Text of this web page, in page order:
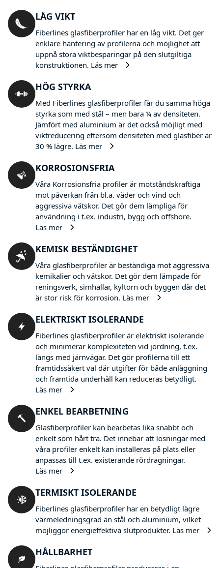
LÅG VIKT
Fiberlines glasfiberprofiler har en låg vikt. Det ger
enklare hantering av profilerna och möjlighet att
uppnå stora viktbesparingar på den slutgiltiga
konstruktionen. Läs mer
HÖG STYRKA
Med Fiberlines glasfiberprofiler får du samma höga
styrka som med stål – men bara ¼ av densiteten.
Jämfört med aluminium är det också möjligt med
viktreducering eftersom densiteten med glasfiber är
30 % lägre. Läs mer
KORROSIONSFRIA
Våra Korrosionsfria profiler är motståndskraftiga
mot påverkan från bl.a. väder och vind och
aggressiva vätskor. Det gör dem lämpliga för
användning i t.ex. industri, bygg och offshore.
Läs mer
KEMISK BESTÄNDIGHET
Våra glasfiberprofiler är beständiga mot aggressiva
kemikalier och vätskor. Det gör dem lämpade för
reningsverk, simhallar, kyltorn och byggen där det
är stor risk för korrosion. Läs mer
ELEKTRISKT ISOLERANDE
Fiberlines glasfiberprofiler är elektriskt isolerande
och minimerar komplexiteten vid jordning, t.ex.
längs med järnvägar. Det gör profilerna till ett
framtidssäkert val där utgifter för både anläggning
och framtida underhåll kan reduceras betydligt.
Läs mer
ENKEL BEARBETNING
Glasfiberprofiler kan bearbetas lika snabbt och
enkelt som hårt trä. Det innebär att lösningar med
våra profiler enkelt kan installeras på plats eller
anpassas till t.ex. existerande rördragningar.
Läs mer
TERMISKT ISOLERANDE
Fiberlines glasfiberprofiler har en betydligt lägre
värmeledningsgrad än stål och aluminium, vilket
möjliggör energieffektiva slutprodukter. Läs mer
HÅLLBARHET